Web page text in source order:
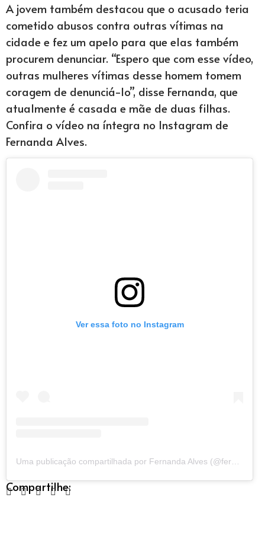
A jovem também destacou que o acusado teria
cometido abusos contra outras vítimas na
cidade e fez um apelo para que elas também
procurem denunciar. “Espero que com esse vídeo,
outras mulheres vítimas desse homem tomem
coragem de denunciá-lo”, disse Fernanda, que
atualmente é casada e mãe de duas filhas.
Confira o vídeo na íntegra no Instagram de
Fernanda Alves.
Ver essa foto no Instagram
Compartilhe: